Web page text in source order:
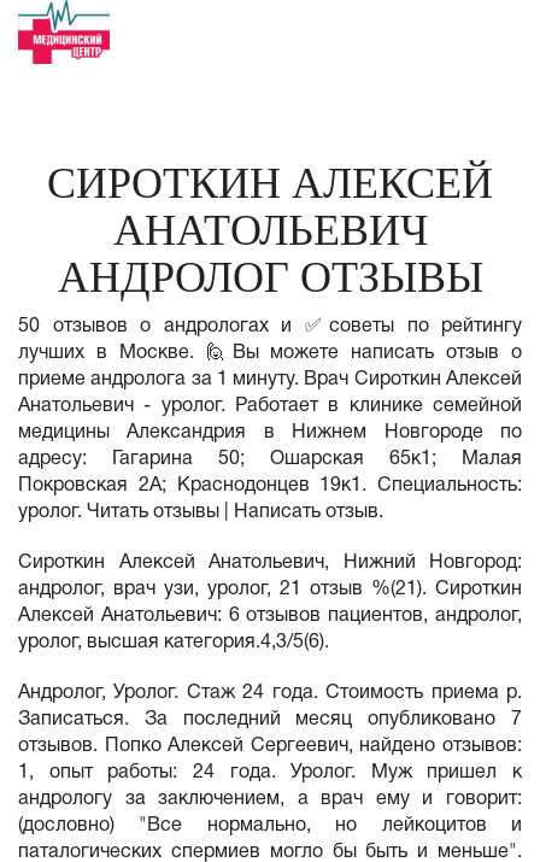
СИРОТКИН АЛЕКСЕЙ
АНАТОЛЬЕВИЧ
АНДРОЛОГ ОТЗЫВЫ
50 отзывов о андрологах и ✅советы по рейтингу
лучших в Москве. 🙋Вы можете написать отзыв о
приеме андролога за 1 минуту. Врач Сироткин Алексей
Анатольевич - уролог. Работает в клинике семейной
медицины Александрия в Нижнем Новгороде по
адресу: Гагарина 50; Ошарская 65к1; Малая
Покровская 2А; Краснодонцев 19к1. Специальность:
уролог. Читать отзывы | Написать отзыв.
Сироткин Алексей Анатольевич, Нижний Новгород:
андролог, врач узи, уролог, 21 отзыв %(21). Сироткин
Алексей Анатольевич: 6 отзывов пациентов, андролог,
уролог, высшая категория.4,3/5(6).
Андролог, Уролог. Cтаж 24 года. Стоимость приема р.
Записаться. За последний месяц опубликовано 7
отзывов. Попко Алексей Сергеевич, найдено отзывов:
1, опыт работы: 24 года. Уролог. Муж пришел к
андрологу за заключением, а врач ему и говорит:
(дословно) "Все нормально, но лейкоцитов и
паталогических спермиев могло бы быть и меньше".